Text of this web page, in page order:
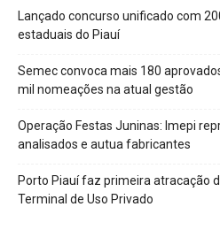
Lançado concurso unificado com
estaduais do Piauí
Semec convoca mais 180
mil nomeações na atual gestão
Operação Festas Juninas: Imepi
analisados e autua fabricantes
Porto Piauí faz primeira atracação
Terminal de Uso Privado